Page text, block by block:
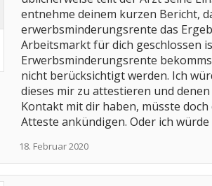
entnehme deinem kurzen Bericht,
erwerbsminderungsrente das
Arbeitsmarkt für dich geschlossen
Erwerbsminderungsrente
nicht berücksichtigt werden. Ich
dieses mir zu attestieren und
Kontakt mit dir haben, müsste
Atteste ankündigen. Oder ich
18. Februar 2020